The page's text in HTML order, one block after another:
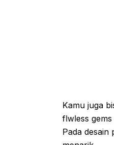
Kamu juga
flwless
Pada desain